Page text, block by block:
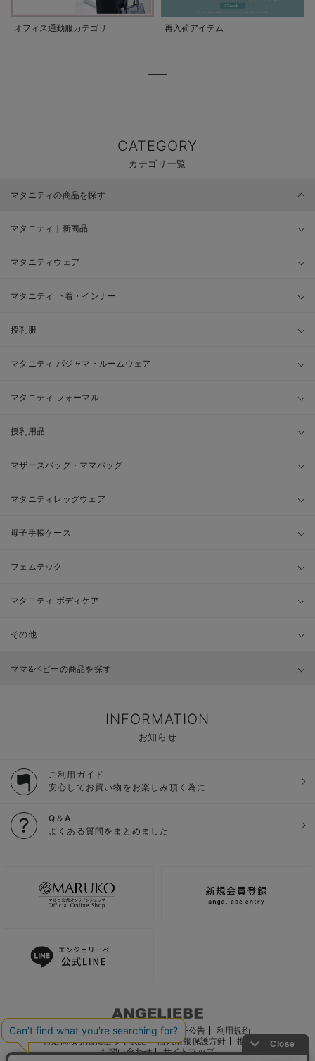
オフィス通勤服カテゴリ 再入荷アイテム
CATEGORY
カテゴリ一覧
マタニティの商品を探す
マタニティ｜新商品
マタニティウェア
マタニティ 下着・インナー
授乳服
マタニティ パジャマ・ルームウェア
マタニティ フォーマル
授乳用品
マザーズバッグ・ママバッグ
マタニティレッグウェア
母子手帳ケース
フェムテック
マタニティ ボディケア
その他
ママ&ベビーの商品を探す
INFORMATION
お知らせ
ご利用ガイド
安心してお買い物をお楽しみ頂く為に
Q＆A
よくある質問をまとめました
ご利用ガイド 会社概要 電子公告
利用規約
特定商取引法に基づく表記
個人情報保護方針
推奨環境
お問い合わせ
サイトマップ